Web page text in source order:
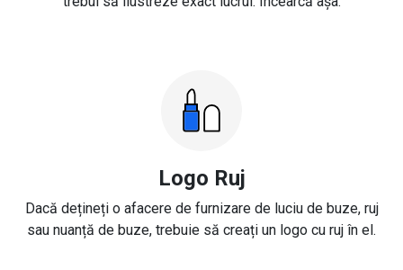
Logo Ruj
Dacă dețineți o afacere de furnizare de luciu de buze, ruj
sau nuanță de buze, trebuie să creați un logo cu ruj în el.